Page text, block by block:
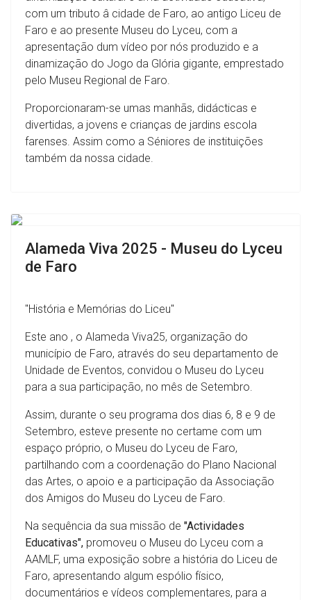
com um tributo â cidade de Faro, ao antigo Liceu de
Faro e ao presente Museu do Lyceu, com a
apresentação dum vídeo por nós produzido e a
dinamização do Jogo da Glória gigante, emprestado
pelo Museu Regional de Faro.
Proporcionaram-se umas manhãs, didácticas e
divertidas, a jovens e crianças de jardins escola
farenses. Assim como a Séniores de instituições
também da nossa cidade.
Alameda Viva 2025 - Museu do Lyceu
de Faro
"História e Memórias do Liceu"
Este ano , o Alameda Viva25, organização do
município de Faro, através do seu departamento de
Unidade de Eventos, convidou o Museu do Lyceu
para a sua participação, no mês de Setembro.
Assim, durante o seu programa dos dias 6, 8 e 9 de
Setembro, esteve presente no certame com um
espaço próprio, o Museu do Lyceu de Faro,
partilhando com a coordenação do Plano Nacional
das Artes, o apoio e a participação da Associação
dos Amigos do Museu do Lyceu de Faro.
Na sequência da sua missão de "Actividades
Educativas", promoveu o Museu do Lyceu com a
AAMLF, uma exposição sobre a história do Liceu de
Faro, apresentando algum espólio físico,
documentários e vídeos complementares, para a